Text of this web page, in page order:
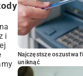
i
Najczęstsze oszustwa
uniknąć